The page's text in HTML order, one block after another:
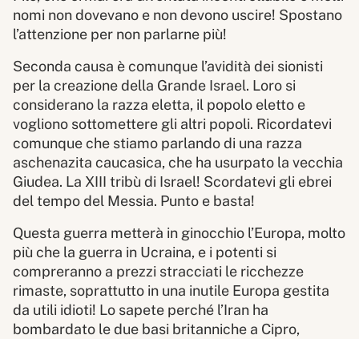
nomi non dovevano e non devono uscire! Spostano
l’attenzione per non parlarne più!
Seconda causa è comunque l’avidità dei sionisti
per la creazione della Grande Israel. Loro si
considerano la razza eletta, il popolo eletto e
vogliono sottomettere gli altri popoli. Ricordatevi
comunque che stiamo parlando di una razza
aschenazita caucasica, che ha usurpato la vecchia
Giudea. La XIII tribù di Israel! Scordatevi gli ebrei
del tempo del Messia. Punto e basta!
Questa guerra metterà in ginocchio l’Europa, molto
più che la guerra in Ucraina, e i potenti si
compreranno a prezzi stracciati le ricchezze
rimaste, soprattutto in una inutile Europa gestita
da utili idioti! Lo sapete perché l’Iran ha
bombardato le due basi britanniche a Cipro,